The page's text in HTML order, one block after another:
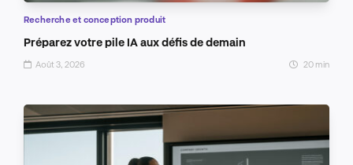
Recherche et conception produit
Préparez votre pile IA aux défis de demain
Août 3, 2026 20 min